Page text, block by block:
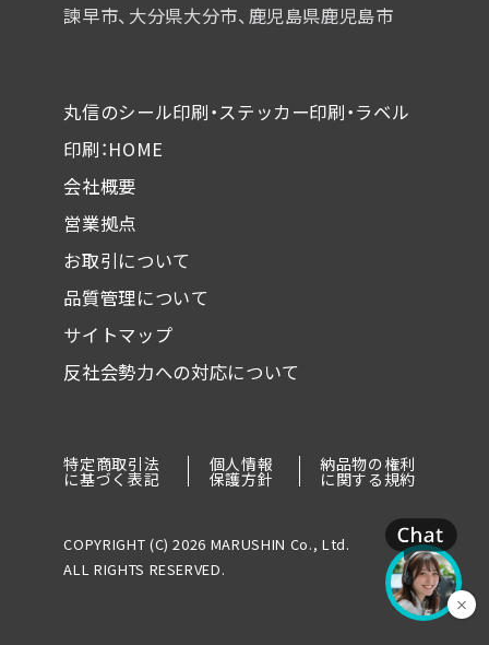
諫早市、大分県大分市、鹿児島県鹿児島市
丸信のシール印刷・ステッカー印刷・ラベル
印刷：HOME
会社概要
営業拠点
お取引について
品質管理について
サイトマップ
反社会勢力への対応について
特定商取引法
に基づく表記
個人情報
保護方針
納品物の権利
に関する規約
COPYRIGHT (C) 2026 MARUSHIN Co., Ltd.
ALL RIGHTS RESERVED.